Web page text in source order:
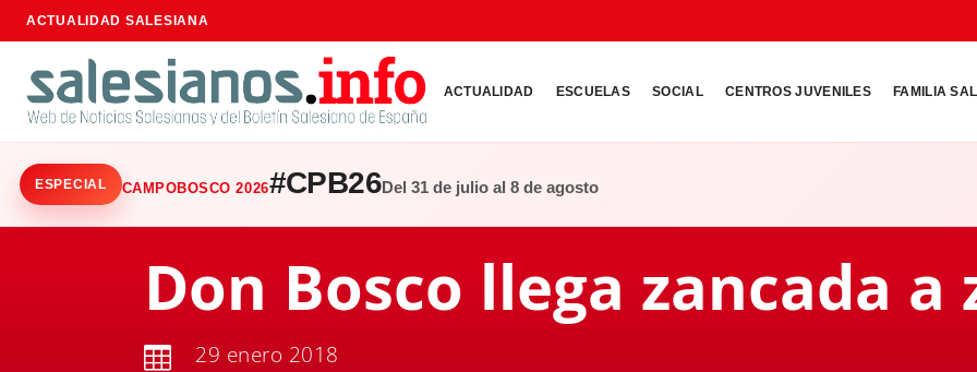
ACTUALIDAD SALESIANA
ACTUALIDAD ESCUELAS SOCIAL CENTROS JUVENILES FAMILIA
ESPECIAL CAMPOBOSCO 2026#CPB26Del 31 de julio al 8 de agosto
Don Bosco llega zancada a
 29 enero 2018